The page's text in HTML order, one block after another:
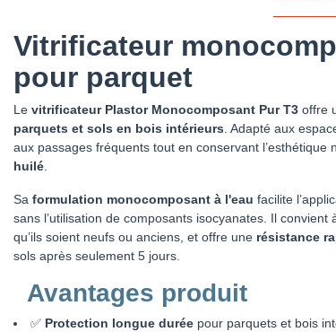
Vitrificateur
pour parquet
Le vitrificateur Plastor Monocomposant Pur T3 offre
parquets et sols en bois intérieurs. Adapté aux
aux passages fréquents tout en conservant l’esthétique
huilé.
Sa formulation monocomposant à l'eau facilite
sans l’utilisation de composants isocyanates. Il convient
qu’ils soient neufs ou anciens, et offre une résistance
sols après seulement 5 jours.
Avantages produit
✅ Protection longue durée pour parquets et bois